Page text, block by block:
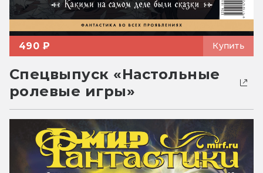
490 ₽ Купить
Спецвыпуск «Настольные
ролевые игры»